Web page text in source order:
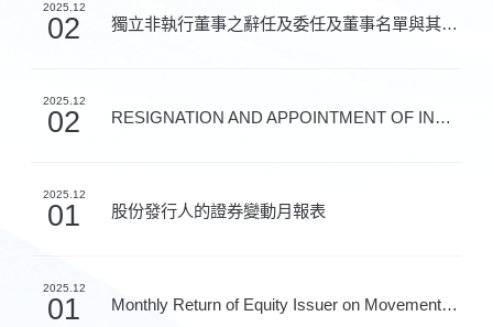
2025.12
02 獨立非執行董事之辭任及委任及董事名單與其角色和職能
2025.12
02 RESIGNATION AND APPOINTMENT OF INDEPENDENT NON-EXECUT...
2025.12
01 股份發行人的證券變動月報表
2025.12
01 Monthly Return of Equity Issuer on Movements in Secur...